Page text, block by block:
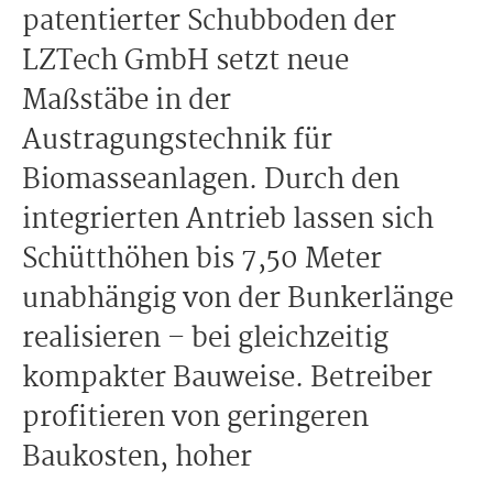
patentierter Schubboden der
LZTech GmbH setzt neue
Maßstäbe in der
Austragungstechnik für
Biomasseanlagen. Durch den
integrierten Antrieb lassen sich
Schütthöhen bis 7,50 Meter
unabhängig von der Bunkerlänge
realisieren – bei gleichzeitig
kompakter Bauweise. Betreiber
profitieren von geringeren
Baukosten, hoher